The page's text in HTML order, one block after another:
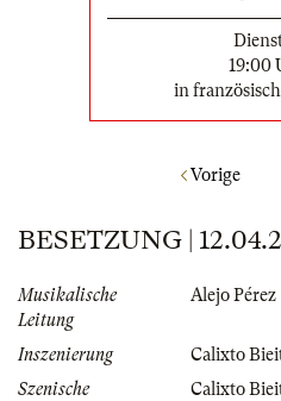
19:00
in
Vorige
BESETZUNG |
Musikalische
Leitung
Alejo Pérez
Inszenierung
Calixto
Szenische
Calixto